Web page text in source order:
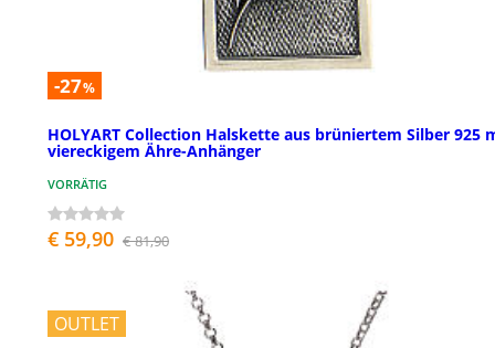
-27%
HOLYART Collection Halskette aus brüniertem Silber 925
viereckigem Ähre-Anhänger
VORRÄTIG
€ 59,90 € 81,90
OUTLET